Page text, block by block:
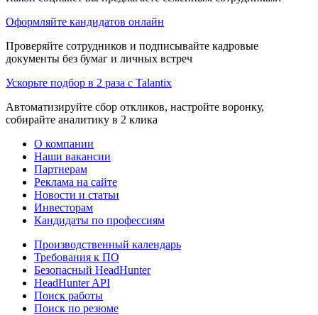
Оформляйте кандидатов онлайн
Проверяйте сотрудников и подписывайте кадровые
документы без бумаг и личных встреч
Ускорьте подбор в 2 раза с Talantix
Автоматизируйте сбор откликов, настройте воронку,
собирайте аналитику в 2 клика
О компании
Наши вакансии
Партнерам
Реклама на сайте
Новости и статьи
Инвесторам
Кандидаты по профессиям
Производственный календарь
Требования к ПО
Безопасный HeadHunter
HeadHunter API
Поиск работы
Поиск по резюме